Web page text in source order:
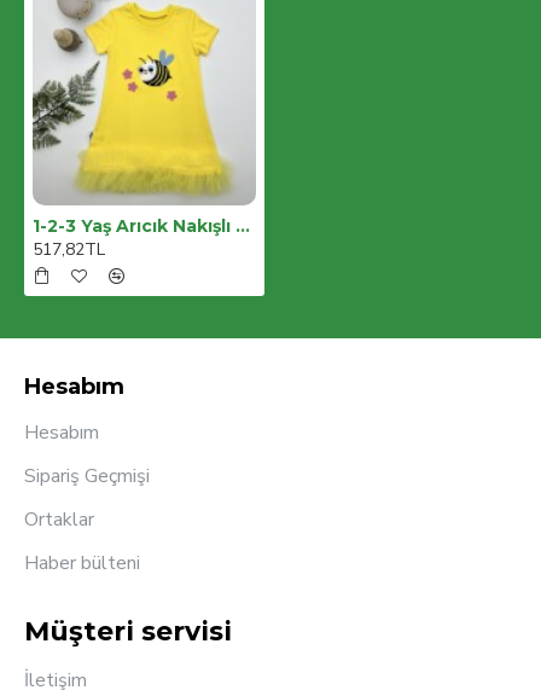
1-2-3 Yaş Arıcık Nakışlı Eteği Fırfırlı Jile Kız Çocuk Elbisesi
517,82TL
Hesabım
Hesabım
Sipariş Geçmişi
Ortaklar
Haber bülteni
Müşteri servisi
İletişim